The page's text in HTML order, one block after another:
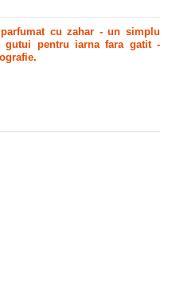
cu zahar - un simplu
gutui pentru iarna fara gatit -